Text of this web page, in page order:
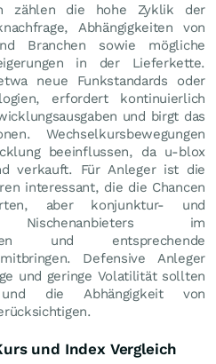
zählen die hohe Zyklik der
Abhängigkeiten von
Branchen sowie mögliche
in der Lieferkette.
neue Funkstandards oder
erfordert kontinuierlich
und birgt das
Wechselkursbewegungen
beeinflussen, da u-blox
verkauft. Für Anleger ist die
interessant, die die Chancen
aber konjunktur- und
Nischenanbieters im
und entsprechende
Defensive Anleger
und geringe Volatilität sollten
die Abhängigkeit von
und Index Vergleich